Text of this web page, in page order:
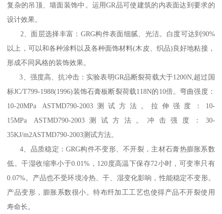
复杂的吊顶、墙面装饰中。运用GR品可使建筑的内表面达到要求的
设计效果。
2、面层选择丰富：GRG构件表面细腻、光洁。白度可达到90%
以上，可以和各种涂料以及各种面饰材料(木皮、织品)良好地粘接，
形成不同风格的装饰效果。
3、强度高、抗冲击：实验表明GR品断裂荷载大于1200N,超过国
标JC/T799-1988(1996)装饰石膏板断裂荷载118N的10倍。弯曲强度：
10-20MPa ASTMD790-2003测试方法。拉伸强度：10-
15MPa ASTMD790-2003测试方法。冲击强度：30-
35KJ/m2ASTMD790-2003测试方法。
4、品质稳定：GRG构件不变形、不开裂，主材石膏热膨胀系数
低。干湿收缩率小于0.01%，120度高温下保存72小时，可变率只有
0.07%。产品也不受环境冷热、干、湿变化影响，性能稳定不变形。
产品变形，膨胀系数很小。特布纤加工工艺也使得产品不开裂使用
寿命长。